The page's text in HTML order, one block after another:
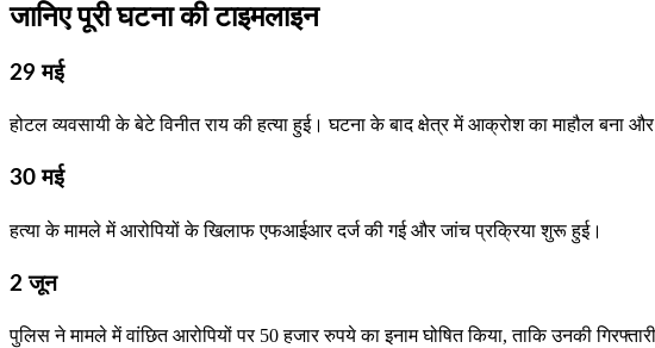
जानिए पूरी घटना की टाइमलाइन
29 मई
होटल व्यवसायी के बेटे विनीत राय की हत्या हुई। घटना के बाद क्षेत्र में आक्रोश का माहौल बना और
30 मई
हत्या के मामले में आरोपियों के खिलाफ एफआईआर दर्ज की गई और जांच प्रक्रिया शुरू हुई।
2 जून
पुलिस ने मामले में वांछित आरोपियों पर 50 हजार रुपये का इनाम घोषित किया, ताकि उनकी